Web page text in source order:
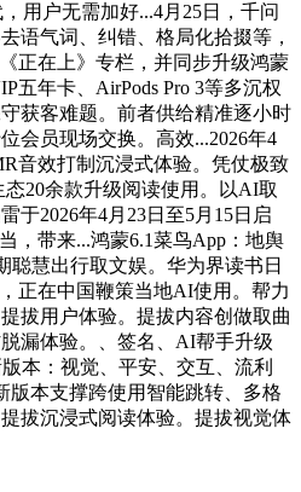
用户无需加好...4月25日，千问
语气词、纠错、格局化拾掇等，
正在上》专栏，并同步升级鸿蒙
五年卡、AirPods Pro 3等多沉权
获客难题。前者供给精准逐小时
会员现场交换。高效...2026年4
音效打制沉浸式体验。凭仗极致
20余款升级阅读使用。以AI取
于2026年4月23日至5月15日启
，带来...鸿蒙6.1菜鸟App：地舆
聪慧出行取文娱。华为界读书日
正在中国鞭策当地AI使用。帮力
拔用户体验。提拔内容创做取曲
漏体验。、签名、AI帮手升级
本：视觉、平安、交互、流利
版本支撑跨使用智能跳转、多格
拔沉浸式阅读体验。提拔视觉体